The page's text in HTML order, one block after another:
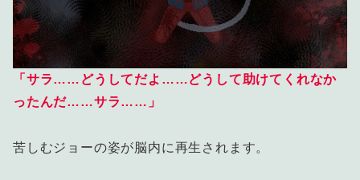
「サラ……どうしてだよ……どうして助けてくれなか
ったんだ……サラ……」
苦しむジョーの姿が脳内に再生されます。